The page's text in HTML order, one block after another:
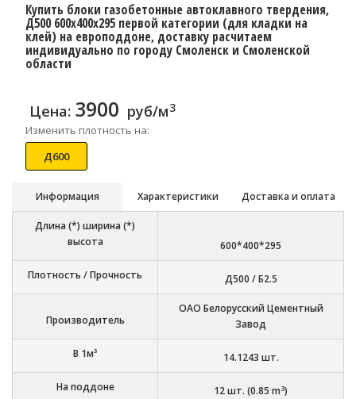
Купить блоки газобетонные автоклавного твердения,
Д500 600x400x295 первой категории (для кладки на
клей) на европоддоне, доставку расчитаем
индивидуально по городу Смоленск и Смоленской
области
Цена: 3900 руб/м3
Изменить плотность на:
Д600
Информация Характеристики Доставка и оплата
Длина (*) ширина (*)
высота
600*400*295
Плотность / Прочность Д500 / Б2.5
Производитель
ОАО Белорусский Цементный
Завод
В 1м³ 14.1243 шт.
На поддоне 12шт. (0.85 m3)